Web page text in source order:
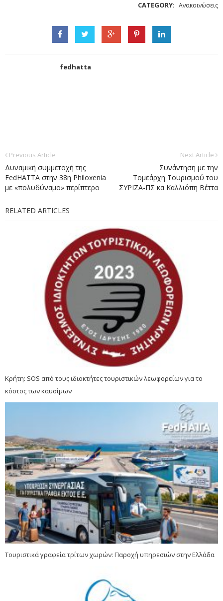
CATEGORY: Ανακοινώσεις
fedhatta
Previous Article
Δυναμική συμμετοχή της
FedHATTA στην 38η Philoxenia
με «πολυδύναμο» περίπτερο
Next Article
Συνάντηση με την
Τομεάρχη Τουρισμού του
ΣΥΡΙΖΑ-ΠΣ κα Καλλιόπη Βέττα
RELATED ARTICLES
Κρήτη: SOS από τους ιδιοκτήτες τουριστικών λεωφορείων για το
κόστος των καυσίμων
Τουριστικά γραφεία τρίτων χωρών: Παροχή υπηρεσιών στην Ελλάδα